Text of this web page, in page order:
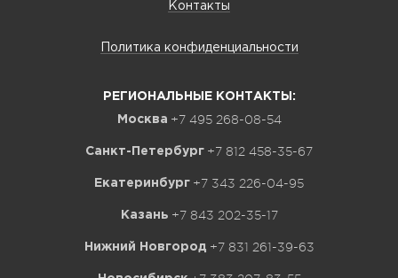
Контакты
Политика конфиденциальности
РЕГИОНАЛЬНЫЕ КОНТАКТЫ:
Москва +7 495 268-08-54
Санкт-Петербург +7 812 458-35-67
Екатеринбург +7 343 226-04-95
Казань +7 843 202-35-17
Нижний Новгород +7 831 261-39-63